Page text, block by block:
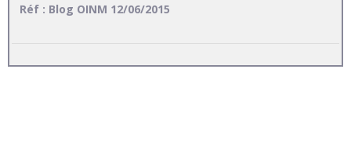
Réf : Blog OINM 12/06/2015